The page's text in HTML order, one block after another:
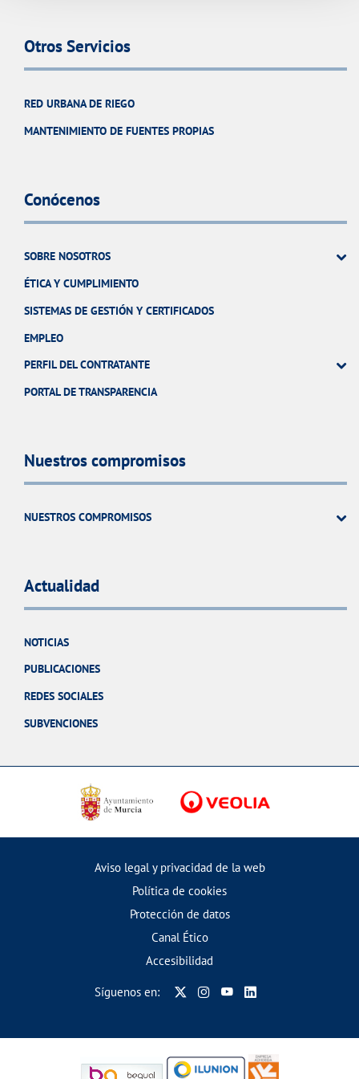
Otros Servicios
RED URBANA DE RIEGO
MANTENIMIENTO DE FUENTES PROPIAS
Conócenos
SOBRE NOSOTROS
ÉTICA Y CUMPLIMIENTO
SISTEMAS DE GESTIÓN Y CERTIFICADOS
EMPLEO
PERFIL DEL CONTRATANTE
PORTAL DE TRANSPARENCIA
Nuestros compromisos
NUESTROS COMPROMISOS
Actualidad
NOTICIAS
PUBLICACIONES
REDES SOCIALES
SUBVENCIONES
Aviso legal y privacidad de la web
Política de cookies
Protección de datos
Canal Ético
Accesibilidad
Síguenos en: